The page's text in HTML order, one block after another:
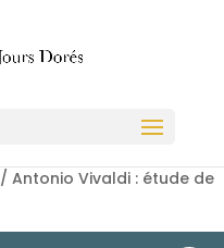
/ Antonio Vivaldi : étude de